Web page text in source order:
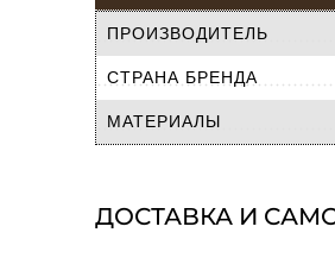
ПРОИЗВОДИТЕЛЬ
СТРАНА БРЕНДА
МАТЕРИАЛЫ
ДОСТАВКА И